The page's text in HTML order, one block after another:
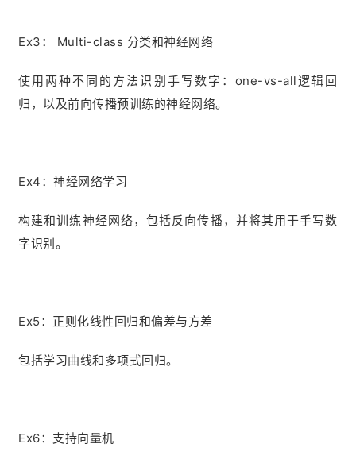
Ex3： Multi-class 分类和神经网络
使用两种不同的方法识别手写数字：one-vs-all逻辑回
归，以及前向传播预训练的神经网络。
Ex4：神经网络学习
构建和训练神经网络，包括反向传播，并将其用于手写数
字识别。
Ex5：正则化线性回归和偏差与方差
包括学习曲线和多项式回归。
Ex6：支持向量机